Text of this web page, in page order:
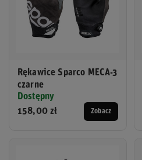
Rękawice Sparco MECA-3
czarne
Dostępny
158,00 zł
Zobacz